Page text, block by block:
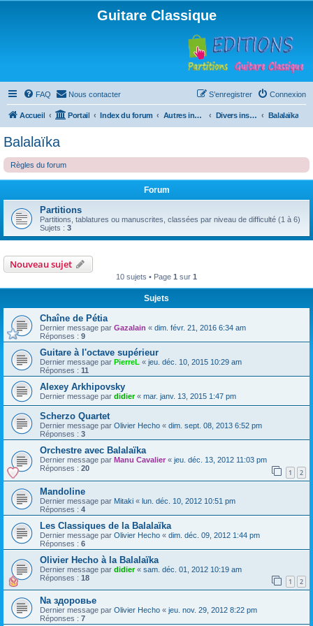
Guitare Classique
FAQ Nous contacter Connexion
S’enregistrer
Accueil Portail Index du forum Autres instruments à cordes pincées, ou styles Divers instruments Balalaïka
Balalaïka
Règles du forum
Forum
Partitions
Partitions, tablatures ou manuscrites, classées par niveau de difficulté (1 à 6)
Sujets : 3
Nouveau sujet
10 sujets • Page 1 sur 1
Sujets
Chaîne de Pétia
Dernier message par Gazalain « dim. févr. 21, 2016 6:34 am
Réponses : 9
Guitare à l'octave supérieur
Dernier message par PierreL « jeu. déc. 10, 2015 10:29 am
Réponses : 11
Alexey Arkhipovsky
Dernier message par didier« mar. janv. 13, 2015 1:47 pm
Scherzo Quartet
Dernier message par Olivier Hecho « dim. sept. 08, 2013 6:52 pm
Réponses : 3
Orchestre avec Balalaïka
Dernier message par Manu Cavalier « jeu. déc. 13, 2012 11:03 pm
Réponses : 20 1 2
Mandoline
Dernier message par Mitaki « lun. déc. 10, 2012 10:51 pm
Réponses : 4
Les Classiques de la Balalaïka
Dernier message par Olivier Hecho « dim. déc. 09, 2012 1:44 pm
Réponses : 6
Olivier Hecho à la Balalaïka
Dernier message par didier« sam. déc. 01, 2012 10:19 am
Réponses : 18 1 2
Na здоровье
Dernier message par Olivier Hecho « jeu. nov. 29, 2012 8:22 pm
Réponses : 7